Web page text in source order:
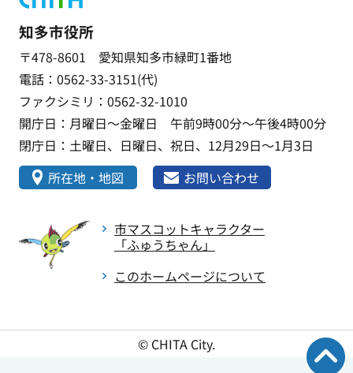
知多市役所
〒478-8601 愛知県知多市緑町1番地
電話：0562-33-3151(代)
ファクシミリ：0562-32-1010
開庁日：月曜日～金曜日 午前9時00分～午後4時00分
閉庁日：土曜日、日曜日、祝日、12月29日～1月3日
所在地・地図
お問い合わせ
市マスコットキャラクター
「ふゅうちゃん」
このホームページについて
© CHITA City.